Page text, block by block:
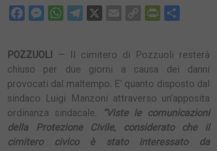
Facebook
Messenger
WhatsApp
Telegram
X EmailCopy
POZZUOLI
– Il cimitero di Pozzuoli resterà
chiuso per due giorni a causa dei danni
provocati dal maltempo. E’ quanto disposto dal
sindaco Luigi Manzoni attraverso un’apposita
ordinanza sindacale.
“Viste le comunicazioni
della Protezione Civile, considerato che il
cimitero civico è stato interessato da